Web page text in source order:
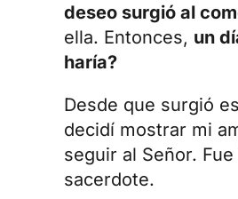
deseo surgió al
ella. Entonces, un
haría?
Desde que surgió
decidí mostrar mi
seguir al Señor.
sacerdote.